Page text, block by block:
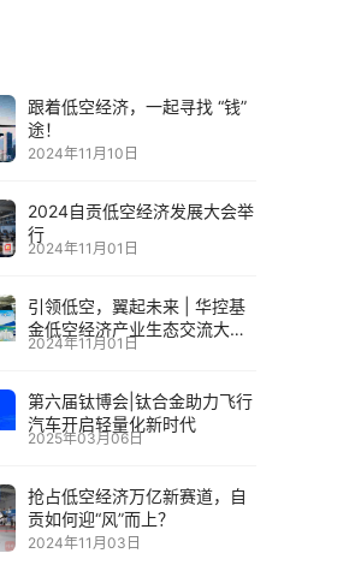
跟着低空经济，一起寻找 “钱”
途！
2024年11月10日
2024自贡低空经济发展大会举
行
2024年11月01日
引领低空，翼起未来 | 华控基
金低空经济产业生态交流大会
召开
2024年11月01日
第六届钛博会|钛合金助力飞行
汽车开启轻量化新时代
2025年03月06日
抢占低空经济万亿新赛道，自
贡如何迎“风”而上？
2024年11月03日